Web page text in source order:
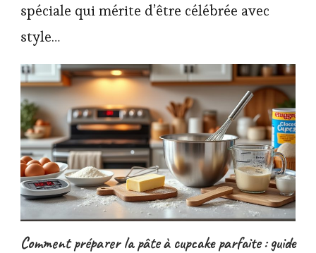
spéciale qui mérite d’être célébrée avec
style…
Comment préparer la pâte à cupcake parfaite : guide